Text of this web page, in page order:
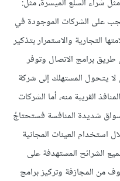
شراء السلع الميسرة، مثل:
على الشركات الموجودة في
التجارية والاستمرار بتذكير
طريق برامج الاتصال وتوفر
لا يتحول المستهلك إلى شركة
القريبة منه، أما الشركات
شديدة المنافسة فستحتاجُ
استخدام العينات المجانية
الشرائح المستهدفة على
من المجازفة وتركيز برامج